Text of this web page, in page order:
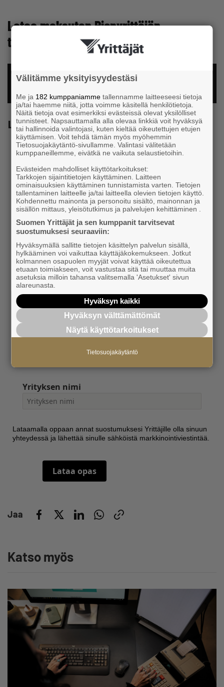
Lataa maksuton Pienyrittäjän
työsuhdeneuvonta -opas
OLETKO YRITTÄJIEN JÄSEN? KIRJAUDU SISÄÄN
Lataa Pienyrittäjän työsuhdeopas
Etunimi
Sukunimi
Sähköposti
Puhelinnumero
Toimenkuva
Yrityksen nimi
Lataamalla oppaan annat suostumuksesi Yrittäjille olla sinuun
yhteydessä ja lähettää sinulle sähköistä markkinointiviestintää.
Lataa opas
Jaa
Katso myös
Välitämme yksityisyydestäsi
Me ja 182 kumppaniamme tallennamme laitteeseesi tietoja
ja/tai haemme niitä, jotta voimme käsitellä henkilötietoja.
Näitä tietoja ovat esimerkiksi evästeissä olevat yksilölliset
tunnisteet. Napsauttamalla alla olevaa linkkiä voit hyväksyä
tai hallinnoida valintojasi, kuten kieltää oikeutettujen etujen
käyttämisen. Voit tehdä tämän myös myöhemmin
Tietosuojakäytäntö-sivullamme. Valintasi välitetään
kumppaneillemme, eivätkä ne vaikuta selaustietoihin.
Evästeiden mahdolliset käyttötarkoitukset:
Tarkkojen sijaintitietojen käyttäminen. Laitteen
ominaisuuksien käyttäminen tunnistamista varten. Tietojen
tallentaminen laitteelle ja/tai laitteella olevien tietojen käyttö.
Kohdennettu mainonta ja personoitu sisältö, mainonnan ja
sisällön mittaus, yleisötutkimus ja palvelujen kehittäminen .
Suomen Yrittäjät ja sen kumppanit tarvitsevat
suostumuksesi seuraaviin:
Hyväksymällä sallitte tietojen käsittelyn palvelun sisällä,
hylkääminen voi vaikuttaa käyttäjäkokemukseen. Jotkut
kolmannen osapuolen myyjät voivat käyttää oikeutettua
etuaan toimiakseen, voit vastustaa sitä tai muuttaa muita
asetuksia milloin tahansa valitsemalla 'Asetukset' sivun
alareunasta.
Hyväksyn kaikki
Hyväksyn välttämättömät
Näytä käyttötarkoitukset
Tietosuojakäytäntö